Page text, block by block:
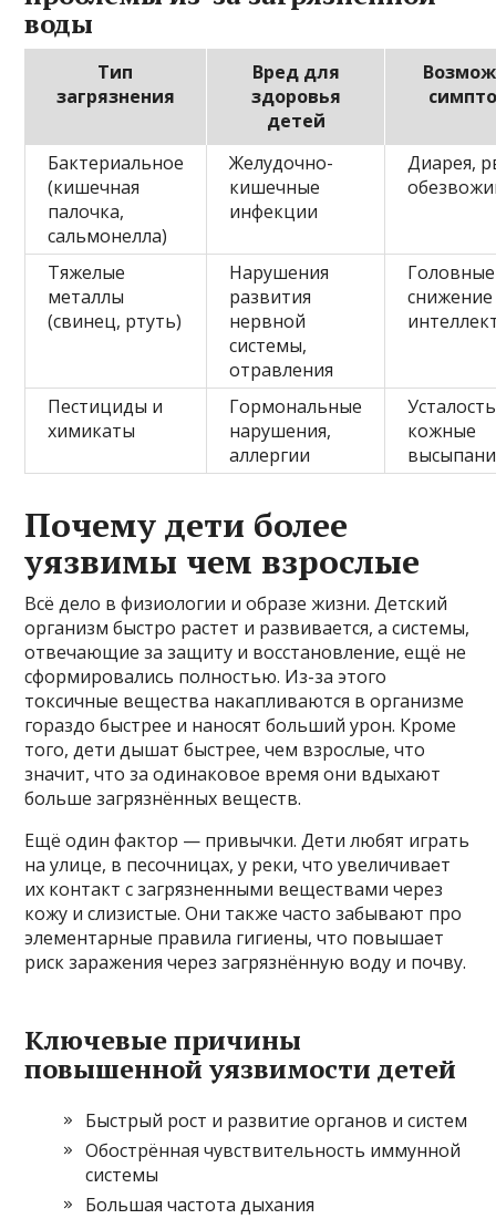
воды
Тип
загрязнения
Вред для
здоровья
детей
Бактериальное
(кишечная
палочка,
сальмонелла)
Желудочно-
кишечные
инфекции
Диарея,
Тяжелые
металлы
(свинец, ртуть)
Нарушения
развития
нервной
системы,
отравления
снижение
Пестициды и
химикаты
Гормональные
нарушения,
аллергии
кожные
Почему дети более
уязвимы чем взрослые
Всё дело в физиологии и образе жизни. Детский
организм быстро растет и развивается, а системы,
отвечающие за защиту и восстановление, ещё не
сформировались полностью. Из-за этого
токсичные вещества накапливаются в организме
гораздо быстрее и наносят больший урон. Кроме
того, дети дышат быстрее, чем взрослые, что
значит, что за одинаковое время они вдыхают
больше загрязнённых веществ.
Ещё один фактор — привычки. Дети любят играть
на улице, в песочницах, у реки, что увеличивает
их контакт с загрязненными веществами через
кожу и слизистые. Они также часто забывают про
элементарные правила гигиены, что повышает
риск заражения через загрязнённую воду и почву.
Ключевые причины
повышенной уязвимости детей
Быстрый рост и развитие органов и систем
Обострённая чувствительность иммунной
системы
Большая частота дыхания